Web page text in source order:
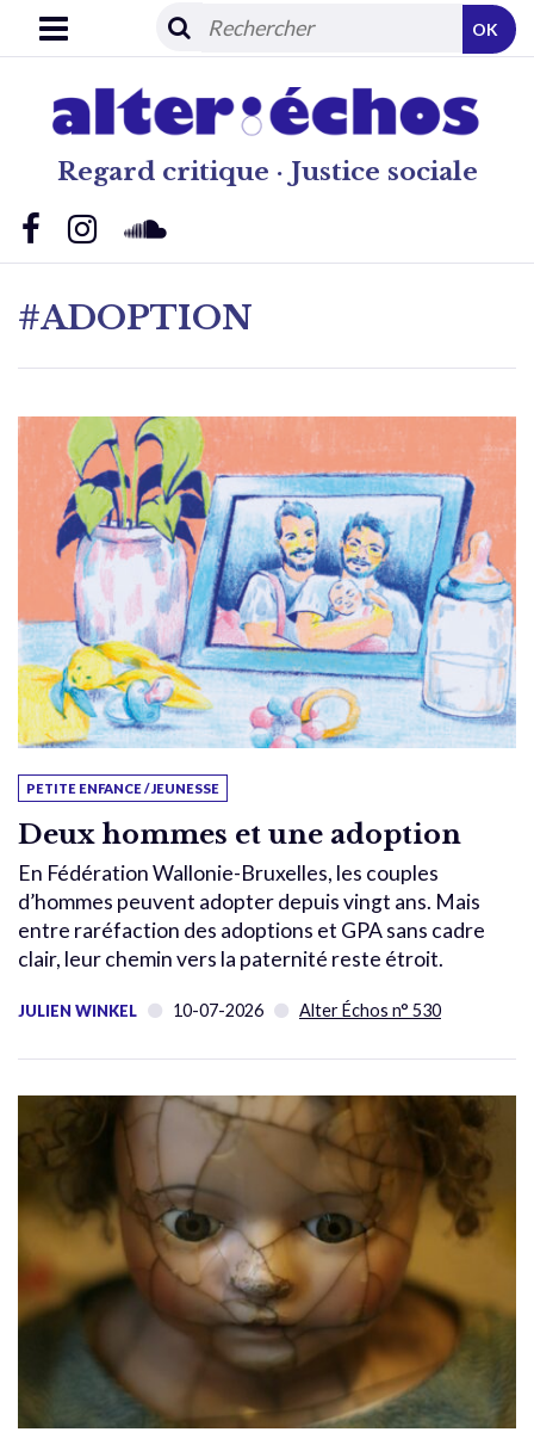
Regard critique · Justice sociale
OK
#ADOPTION
PETITE ENFANCE / JEUNESSE
Deux hommes et une adoption
En Fédération Wallonie-Bruxelles, les couples
d’hommes peuvent adopter depuis vingt ans. Mais
entre raréfaction des adoptions et GPA sans cadre
clair, leur chemin vers la paternité reste étroit.
JULIEN WINKEL 10-07-2026 Alter Échos n° 530